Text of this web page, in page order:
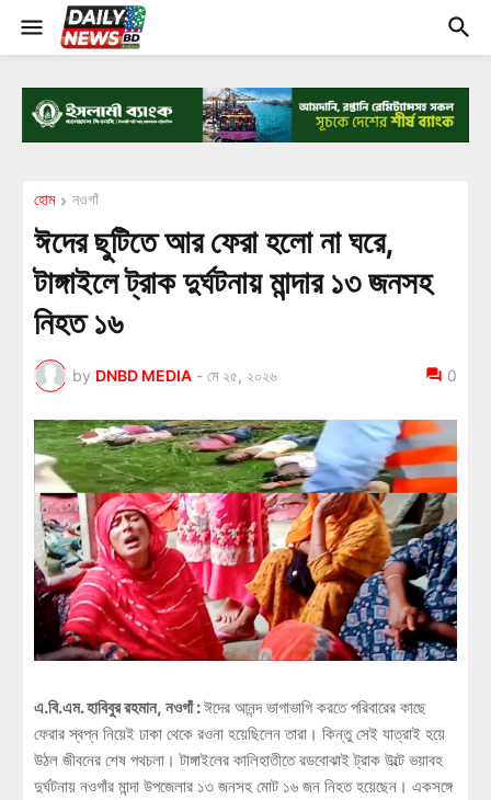
হোম নওগাঁ
ঈদের ছুটিতে আর ফেরা হলো না ঘরে,
টাঙ্গাইলে ট্রাক দুর্ঘটনায় মান্দার ১৩ জনসহ
নিহত ১৬
by DNBD MEDIA - মে ২৫, ২০২৬ 0
এ.বি.এম. হাবিবুর রহমান, নওগাঁ :ঈদের আনন্দ ভাগাভাগি করতে পরিবারের কাছে
ফেরার স্বপ্ন নিয়েই ঢাকা থেকে রওনা হয়েছিলেন তারা। কিন্তু সেই যাত্রাই হয়ে
উঠল জীবনের শেষ পথচলা। টাঙ্গাইলের কালিহাতীতে রডবোঝাই ট্রাক উল্টে ভয়াবহ
দুর্ঘটনায় নওগাঁর মান্দা উপজেলার ১৩ জনসহ মোট ১৬ জন নিহত হয়েছেন। একসঙ্গে